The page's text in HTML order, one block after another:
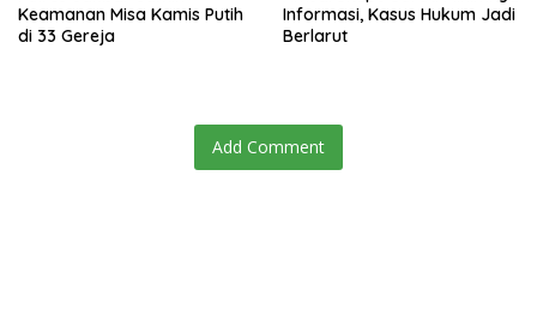
Keamanan Misa Kamis Putih
di 33 Gereja
Informasi, Kasus Hukum Jadi
Berlarut
Add Comment